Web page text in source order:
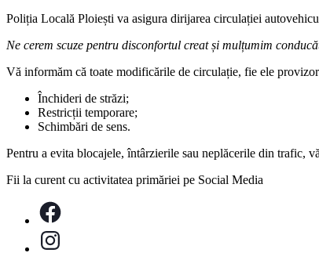
Poliția Locală Ploiești va asigura dirijarea circulației
Ne cerem scuze pentru disconfortul creat și mulțumim
Vă informăm că toate modificările de circulație, fie ele
Închideri de străzi;
Restricții temporare;
Schimbări de sens.
Pentru a evita blocajele, întârzierile sau neplăcerile din trafic,
Fii la curent cu activitatea primăriei pe Social Media